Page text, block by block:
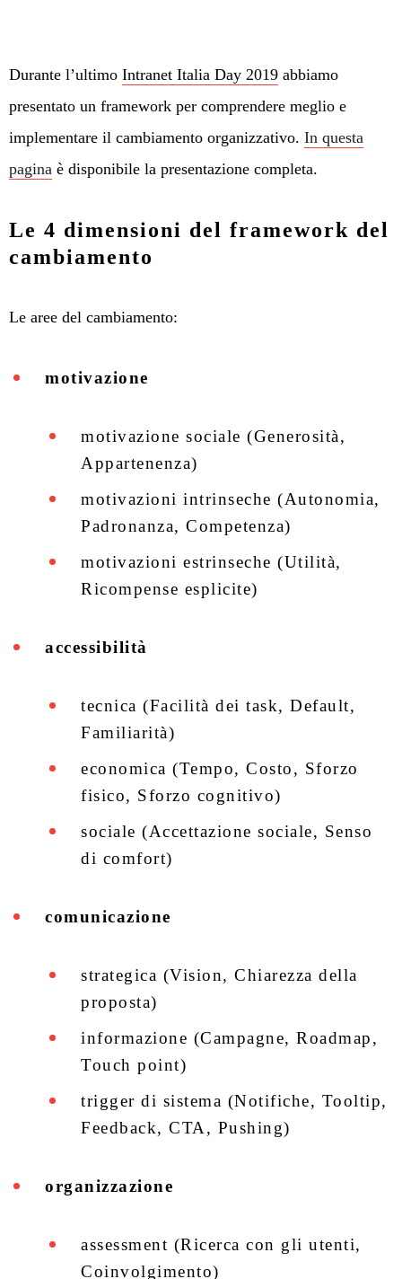
Durante l’ultimo Intranet Italia Day 2019 abbiamo
presentato un framework per comprendere meglio e
implementare il cambiamento organizzativo. In questa
pagina è disponibile la presentazione completa.
Le 4 dimensioni del framework del
cambiamento
Le aree del cambiamento:
motivazione
motivazione sociale (Generosità,
Appartenenza)
motivazioni intrinseche (Autonomia,
Padronanza, Competenza)
motivazioni estrinseche (Utilità,
Ricompense esplicite)
accessibilità
tecnica (Facilità dei task, Default,
Familiarità)
economica (Tempo, Costo, Sforzo
fisico, Sforzo cognitivo)
sociale (Accettazione sociale, Senso
di comfort)
comunicazione
strategica (Vision, Chiarezza della
proposta)
informazione (Campagne, Roadmap,
Touch point)
trigger di sistema (Notifiche, Tooltip,
Feedback, CTA, Pushing)
organizzazione
assessment (Ricerca con gli utenti,
Coinvolgimento)